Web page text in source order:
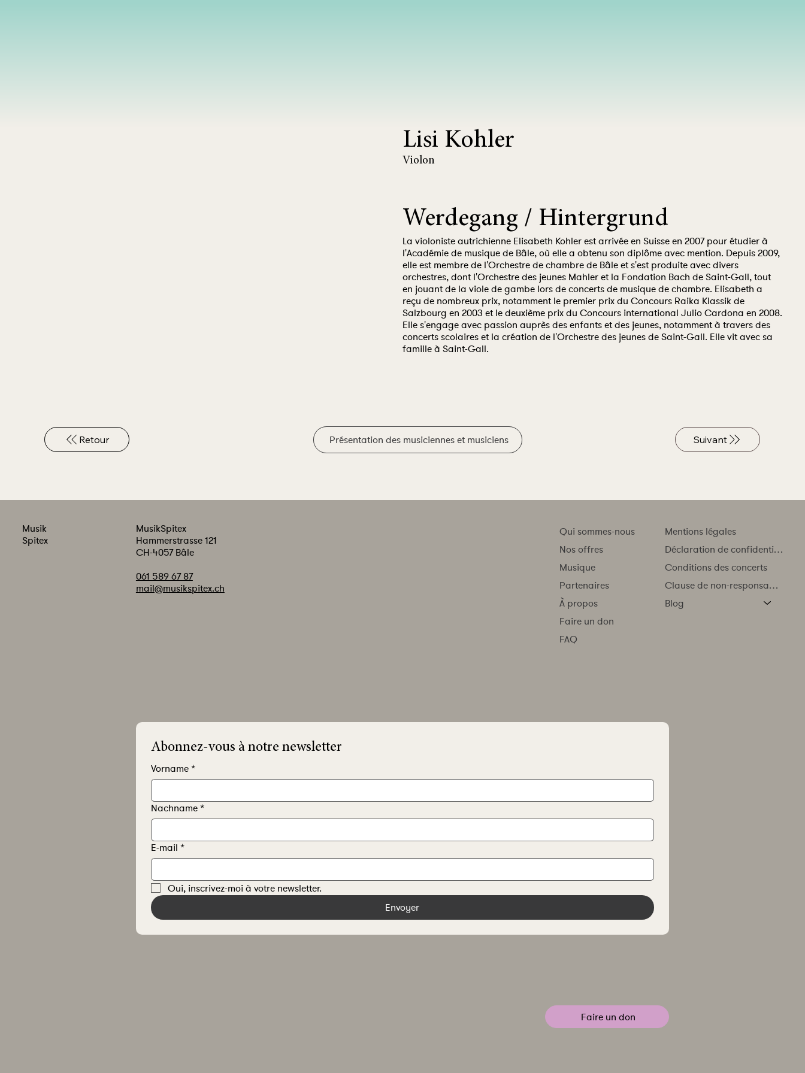
Lisi Kohler
Violon
Werdegang / Hintergrund
La violoniste autrichienne Elisabeth Kohler est arrivée en Suisse en 2007 pour étudier à
l'Académie de musique de Bâle, où elle a obtenu son diplôme avec mention. Depuis 2009,
elle est membre de l'Orchestre de chambre de Bâle et s'est produite avec divers
orchestres, dont l'Orchestre des jeunes Mahler et la Fondation Bach de Saint-Gall, tout
en jouant de la viole de gambe lors de concerts de musique de chambre. Elisabeth a
reçu de nombreux prix, notamment le premier prix du Concours Raika Klassik de
Salzbourg en 2003 et le deuxième prix du Concours international Julio Cardona en 2008.
Elle s'engage avec passion auprès des enfants et des jeunes, notamment à travers des
concerts scolaires et la création de l'Orchestre des jeunes de Saint-Gall. Elle vit avec sa
famille à Saint-Gall.
Retour Présentation des musiciennes et musiciens Suivant
Musik
Spitex
MusikSpitex
Hammerstrasse 121
CH-4057 Bâle
061 589 67 87
mail@musikspitex.ch
Qui sommes-nous
Nos offres
Musique
Partenaires
À propos
Faire un don
FAQ
Mentions légales
Déclaration de confidentialité
Conditions des concerts
Clause de non-responsabilité
Blog
Abonnez-vous à notre newsletter
Vorname *
Nachname *
E-mail *
Oui, inscrivez-moi à votre newsletter.
Envoyer
Faire un don